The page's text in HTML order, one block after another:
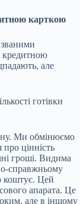
карткою
кредитною
але
готівки
Ми обмінюємо
цінність
гроші. Видима
справжньому
коштує. Цей
апарата. Це
але в іншому